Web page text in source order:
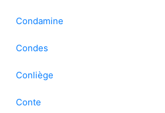
Condamine
Condes
Conliège
Conte